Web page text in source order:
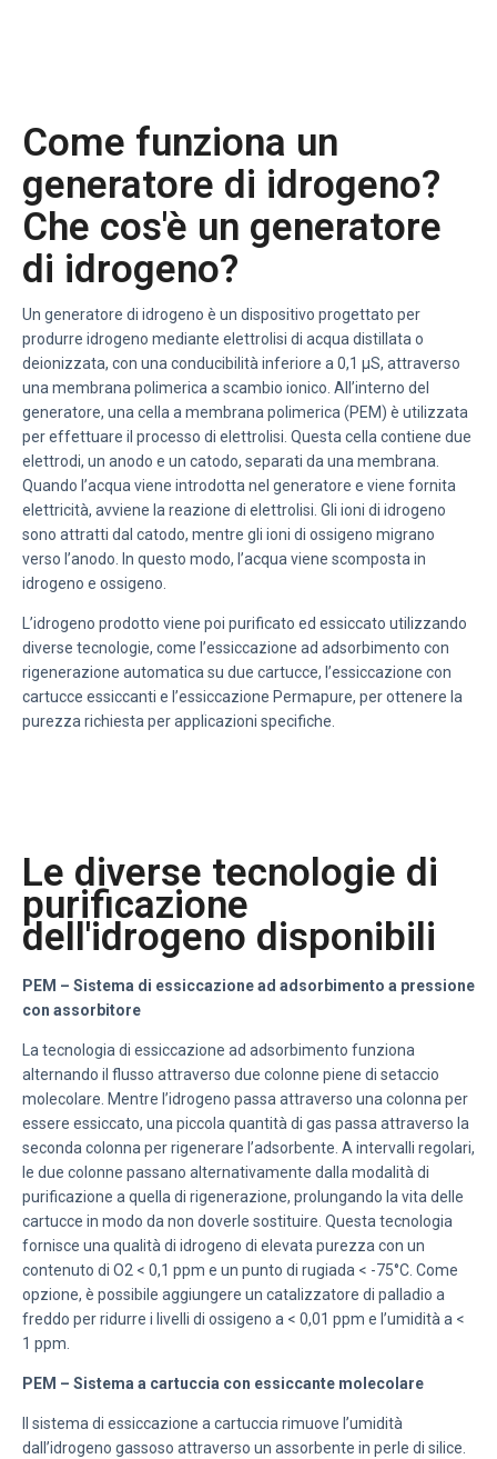
Come funziona un
generatore di idrogeno?
Che cos'è un generatore
di idrogeno?
Un generatore di idrogeno è un dispositivo progettato per
produrre idrogeno mediante elettrolisi di acqua distillata o
deionizzata, con una conducibilità inferiore a 0,1 μS, attraverso
una membrana polimerica a scambio ionico. All’interno del
generatore, una cella a membrana polimerica (PEM) è utilizzata
per effettuare il processo di elettrolisi. Questa cella contiene due
elettrodi, un anodo e un catodo, separati da una membrana.
Quando l’acqua viene introdotta nel generatore e viene fornita
elettricità, avviene la reazione di elettrolisi. Gli ioni di idrogeno
sono attratti dal catodo, mentre gli ioni di ossigeno migrano
verso l’anodo. In questo modo, l’acqua viene scomposta in
idrogeno e ossigeno.
L’idrogeno prodotto viene poi purificato ed essiccato utilizzando
diverse tecnologie, come l’essiccazione ad adsorbimento con
rigenerazione automatica su due cartucce, l’essiccazione con
cartucce essiccanti e l’essiccazione Permapure, per ottenere la
purezza richiesta per applicazioni specifiche.
Le diverse tecnologie di
purificazione
dell'idrogeno disponibili
PEM – Sistema di essiccazione ad adsorbimento a pressione
con assorbitore
La tecnologia di essiccazione ad adsorbimento funziona
alternando il flusso attraverso due colonne piene di setaccio
molecolare. Mentre l’idrogeno passa attraverso una colonna per
essere essiccato, una piccola quantità di gas passa attraverso la
seconda colonna per rigenerare l’adsorbente. A intervalli regolari,
le due colonne passano alternativamente dalla modalità di
purificazione a quella di rigenerazione, prolungando la vita delle
cartucce in modo da non doverle sostituire. Questa tecnologia
fornisce una qualità di idrogeno di elevata purezza con un
contenuto di O2 < 0,1 ppm e un punto di rugiada < -75°C. Come
opzione, è possibile aggiungere un catalizzatore di palladio a
freddo per ridurre i livelli di ossigeno a < 0,01 ppm e l’umidità a <
1 ppm.
PEM – Sistema a cartuccia con essiccante molecolare
Il sistema di essiccazione a cartuccia rimuove l’umidità
dall’idrogeno gassoso attraverso un assorbente in perle di silice.